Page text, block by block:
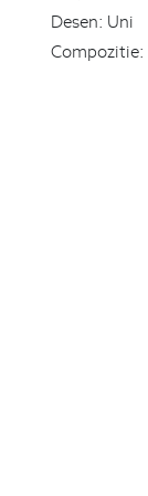
Desen: Uni
Compozitie: